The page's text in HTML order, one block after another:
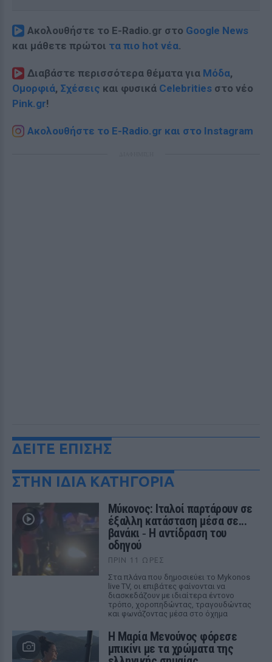
Ακολουθήστε το E-Radio.gr στο Google News
και μάθετε πρώτοι τα πιο hot νέα.
Διαβάστε περισσότερα θέματα για Μόδα,
Ομορφιά, Σχέσεις και φυσικά Celebrities στο νέο
Pink.gr!
Ακολουθήστε το E-Radio.gr και στο Instagram
ΔΕΙΤΕ ΕΠΙΣΗΣ
ΣΤΗΝ ΙΔΙΑ ΚΑΤΗΓΟΡΙΑ
Μύκονος: Ιταλοί παρτάρουν σε
έξαλλη κατάσταση μέσα σε...
βανάκι ‑ Η αντίδραση του
οδηγού
ΠΡΙΝ 11 ΏΡΕΣ
Στα πλάνα που δημοσιεύει το Mykonos
live TV, οι επιβάτες φαίνονται να
διασκεδάζουν με ιδιαίτερα έντονο
τρόπο, χοροπηδώντας, τραγουδώντας
και φωνάζοντας μέσα στο όχημα
Η Μαρία Μενούνος φόρεσε
μπικίνι με τα χρώματα της